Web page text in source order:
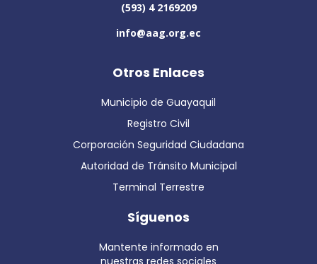
(593) 4 2169209
info@aag.org.ec
Otros Enlaces
Municipio de Guayaquil
Registro Civil
Corporación Seguridad Ciudadana
Autoridad de Tránsito Municipal
Terminal Terrestre
Síguenos
Mantente informado en